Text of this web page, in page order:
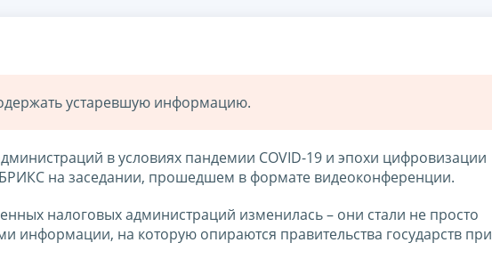
устаревшую информацию.
в условиях пандемии COVID-19 и эпохи цифровизации
на заседании, прошедшем в формате видеоконференции.
налоговых администраций изменилась – они стали не просто
информации, на которую опираются правительства государств при